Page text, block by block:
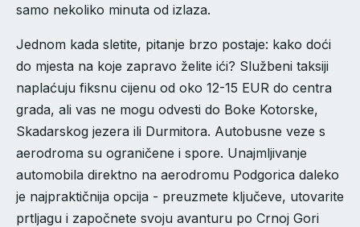
samo nekoliko minuta od izlaza.
Jednom kada sletite, pitanje brzo postaje: kako doći
do mjesta na koje zapravo želite ići? Službeni taksiji
naplaćuju fiksnu cijenu od oko 12-15 EUR do centra
grada, ali vas ne mogu odvesti do Boke Kotorske,
Skadarskog jezera ili Durmitora. Autobusne veze s
aerodroma su ograničene i spore. Unajmljivanje
automobila direktno na aerodromu Podgorica daleko
je najpraktičnija opcija - preuzmete ključeve, utovarite
prtljagu i započnete svoju avanturu po Crnoj Gori